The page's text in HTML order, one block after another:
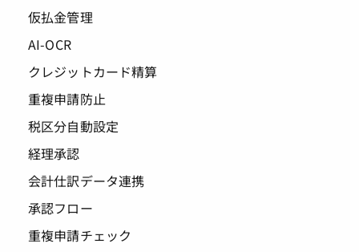
仮払金管理
AI-OCR
クレジットカード精算
重複申請防止
税区分自動設定
経理承認
会計仕訳データ連携
承認フロー
重複申請チェック